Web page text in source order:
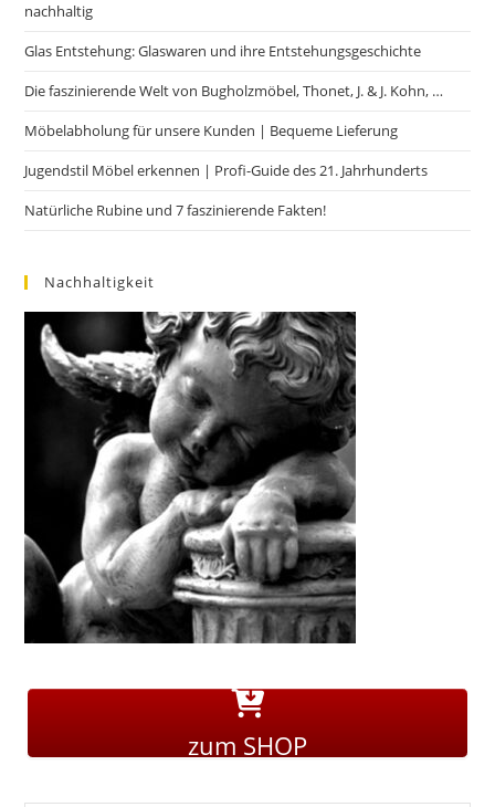
nachhaltig
Glas Entstehung: Glaswaren und ihre Entstehungsgeschichte
Die faszinierende Welt von Bugholzmöbel, Thonet, J. & J. Kohn, …
Möbelabholung für unsere Kunden | Bequeme Lieferung
Jugendstil Möbel erkennen | Profi-Guide des 21. Jahrhunderts
Natürliche Rubine und 7 faszinierende Fakten!
Nachhaltigkeit
zum SHOP